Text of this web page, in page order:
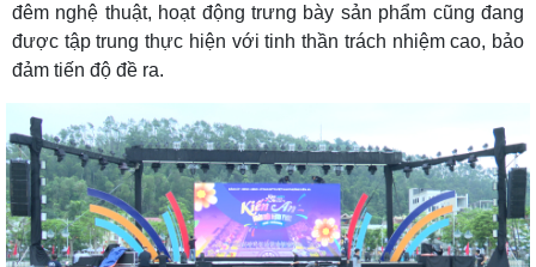
đêm nghệ thuật, hoạt động trưng bày sản phẩm cũng đang
được tập trung thực hiện với tinh thần trách nhiệm cao, bảo
đảm tiến độ đề ra.